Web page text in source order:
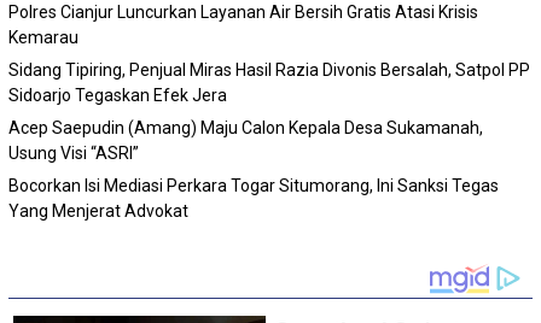
Polres Cianjur Luncurkan Layanan Air Bersih Gratis Atasi Krisis
Kemarau
Sidang Tipiring, Penjual Miras Hasil Razia Divonis Bersalah, Satpol PP
Sidoarjo Tegaskan Efek Jera
Acep Saepudin (Amang) Maju Calon Kepala Desa Sukamanah,
Usung Visi “ASRI”
Bocorkan Isi Mediasi Perkara Togar Situmorang, Ini Sanksi Tegas
Yang Menjerat Advokat